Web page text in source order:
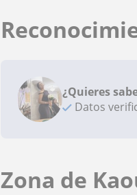
¿Quieres
Datos
Zona de